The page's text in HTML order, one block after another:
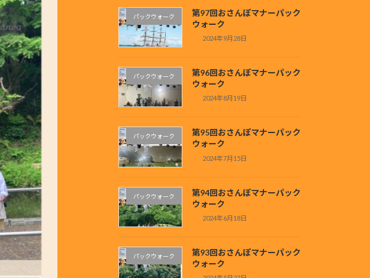
パックウォーク
第97回おさんぽマナーパック
ウォーク
2024年9月28日
パックウォーク
第96回おさんぽマナーパック
ウォーク
2024年8月19日
パックウォーク
第95回おさんぽマナーパック
ウォーク
2024年7月15日
パックウォーク
第94回おさんぽマナーパック
ウォーク
2024年6月18日
パックウォーク
第93回おさんぽマナーパック
ウォーク